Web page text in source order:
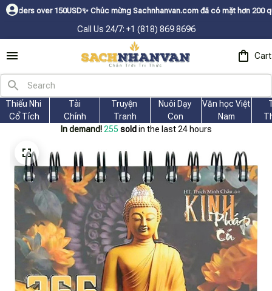
ㅤ✨Chúc mừng Sachnhanvan.com đã có mặt hơn 200 quốc gia như Mỹ,
Call Us 24/7: +1 (818) 869 8696
Cart
Thiếu Nhi
Cổ Tích
Tài
Chính
Truyện
Tranh
Nuôi Dạy
Con
Văn học Việt
Nam
In demand! 259 sold in the last 24 hours